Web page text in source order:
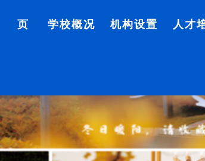
页 学校概况 机构设置 人才